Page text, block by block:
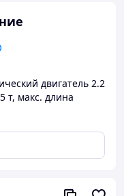
двигатель 2.2
т, макс. длина